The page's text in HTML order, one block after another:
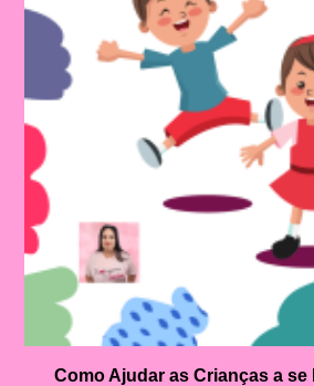
Como Ajudar as Crianças a se